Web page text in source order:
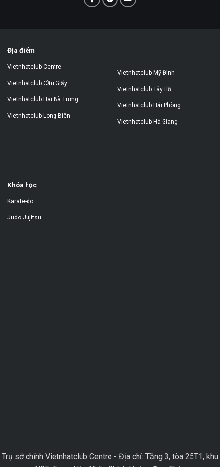
Địa điểm
Vietnhatclub Centre
Vietnhatclub Cầu Giấy
Vietnhatclub Hai Bà Trưng
Vietnhatclub Long Biên
Vietnhatclub Mỹ Đình
Vietnhatclub Tây Hồ
Vietnhatclub Hải Phòng
Vietnhatclub Hà Giang
Khóa học
Karate-do
Judo-Jujitsu
Trụ sở chính Vietnhatclub Centre - Địa chỉ: Tầng 3, tòa 25T1, khu